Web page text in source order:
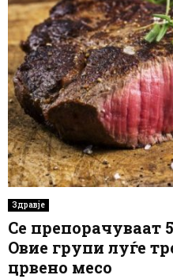
Здравје
Се препорачуваат
Овие групи луѓе
црвено месо